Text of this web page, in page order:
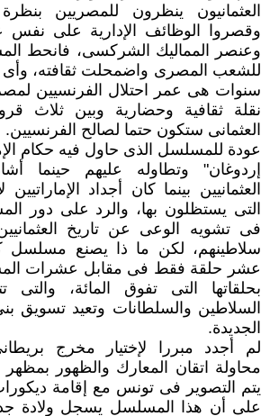
العثمانيون ينظرون للمصريين
وقصروا الوظائف الإدارية على نفس
وعنصر المماليك الشركسى، فانحط
للشعب المصرى واضمحلت ثقافته، وأى
سنوات هى عمر احتلال الفرنسيين
نقلة ثقافية وحضارية وبين ثلاث
العثمانى ستكون حتما لصالح الفرنسيين.
عودة للمسلسل الذى حاول فيه حكام
إردوغان" وتطاوله عليهم حينما
العثمانيين بينما كان أجداد
التى يستظلون بها، والرد على دور
فى تشويه الوعى عن تاريخ
سلاطينهم، لكن ما ذا يصنع
عشر حلقة فقط فى مقابل عشرات
بحلقاتها التى تفوق المائة،
السلاطين والسلطانات وتعيد تسويق
الجديدة.
لم أجدد مبررا لإختيار مخرج
محاولة اتقان المعارك والظهور بمظهر
يتم التصوير فى تونس مع إقامة
على أن هذا المسلسل يسجل ولادة